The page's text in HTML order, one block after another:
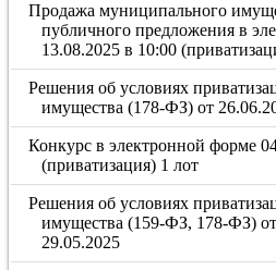
Продажа муниципального
публичного предложения в
13.08.2025 в 10:00
Решения об условиях
имущества (178-ФЗ) от
Конкурс в электронной форме
(приватизация) 1 лот
Решения об условиях
имущества (159-ФЗ, 178-ФЗ)
29.05.2025